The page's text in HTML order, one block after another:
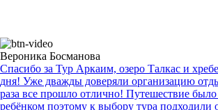
Вероника Босманова
Спасибо за Тур Аркаим, озеро Талкас и
дня! Уже дважды доверяли организацию
раза все прошло отлично! Путешествие
ребёнком поэтому к выбору тура подходили